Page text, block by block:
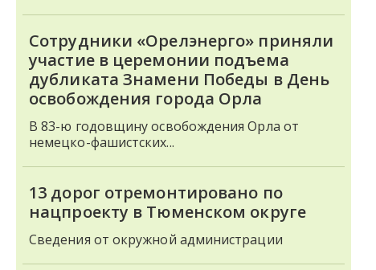
Сотрудники «Орелэнерго» приняли
участие в церемонии подъема
дубликата Знамени Победы в День
освобождения города Орла
В 83-ю годовщину освобождения Орла от
немецко-фашистских...
13 дорог отремонтировано по
нацпроекту в Тюменском округе
Сведения от окружной администрации